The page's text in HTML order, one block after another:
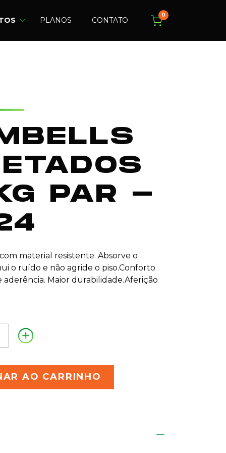
PLANOS CONTATO
0
PAR -
material resistente. Absorve o
o ruído e não agride o piso.Conforto
aderência. Maior durabilidade.Aferição
AO CARRINHO